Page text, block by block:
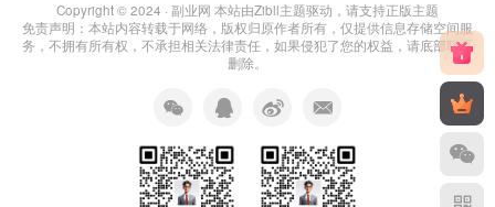
Copyright © 2024 · 副业网 本站由Zibll主题驱动，请支持正版主题
免责声明：本站内容转载于网络，版权归原作者所有，仅提供信息存储空间服
务，不拥有所有权，不承担相关法律责任，如果侵犯了您的权益，请底部联系
删除。